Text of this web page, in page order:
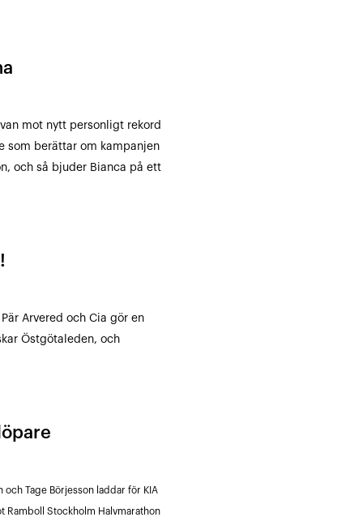
mot nytt personligt rekord
som berättar om kampanjen
och så bjuder Bianca på ett
Arvered och Cia gör en
Östgötaleden, och
Tage Börjesson laddar för KIA
Ramboll Stockholm Halvmarathon